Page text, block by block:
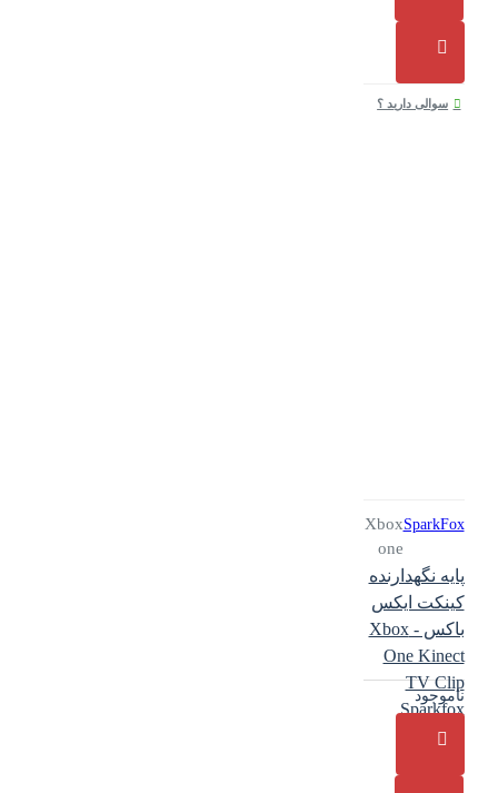
سوالی دارید ؟
SparkFox
Xbox
one
پایه نگهدارنده
کینکت ایکس
باکس - Xbox
One Kinect
TV Clip
Sparkfox
ناموجود